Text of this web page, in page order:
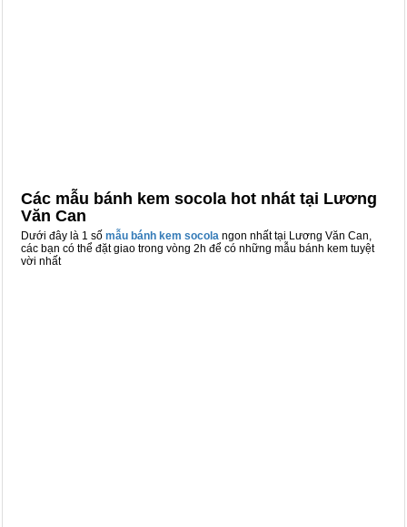
Các mẫu bánh kem socola hot nhát tại Lương
Văn Can
Dưới đây là 1 số mẫu bánh kem socola ngon nhất tại Lương Văn Can,
các bạn có thể đặt giao trong vòng 2h để có những mẫu bánh kem tuyệt
vời nhất